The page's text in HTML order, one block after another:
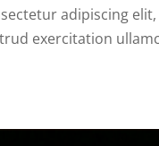
adipiscing
exercitation